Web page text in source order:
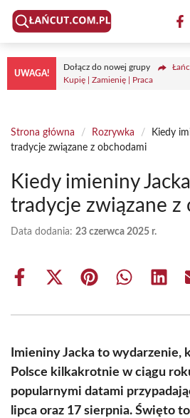
Przejdź
treści
UWAGA!
Dołącz do nowej grupy
Kupię | Zamienię | Praca
Strona główna / Rozrywka /
Kiedy
tradycje związane z obchodami
Kiedy imieniny
tradycje związane z
Data dodania: 23 czerwca 2025 r.
Share
Share
(Twitter)
Share Share Share
Imieniny Jacka to wydarzenie,
Polsce kilkakrotnie w ciągu
popularnymi datami
lipca oraz 17 sierpnia. Święto